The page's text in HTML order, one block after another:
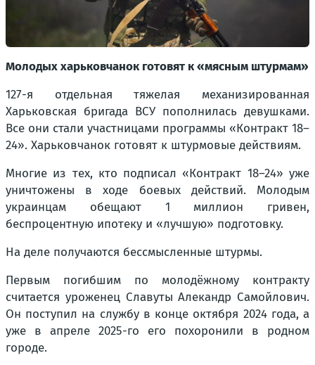
Молодых харьковчанок готовят к «мясным штурмам»
127-я отдельная тяжелая механизированная
Харьковская бригада ВСУ пополнилась девушками.
Все они стали участницами программы «Контракт 18–
24». Харьковчанок готовят к штурмовые действиям.
Многие из тех, кто подписал «Контракт 18–24» уже
уничтожены в ходе боевых действий. Молодым
украинцам обещают 1 миллион гривен,
беспроцентную ипотеку и «лучшую» подготовку.
На деле получаются бессмысленные штурмы.
Первым погибшим по молодёжному контракту
считается уроженец Славуты Алекандр Самойлович.
Он поступил на службу в конце октября 2024 года, а
уже в апреле 2025-го его похоронили в родном
городе.